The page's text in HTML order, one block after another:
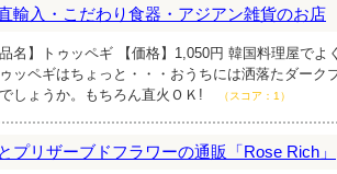
輸入・こだわり食器・アジアン雑貨のお店
品名】トゥッペギ 【価格】1,050円 韓国料理屋でよ
ッペギはちょっと・・・おうちには洒落たダーク
しょうか。もちろん直火ＯＫ!
（スコア：1）
プリザーブドフラワーの通販「Rose Rich」